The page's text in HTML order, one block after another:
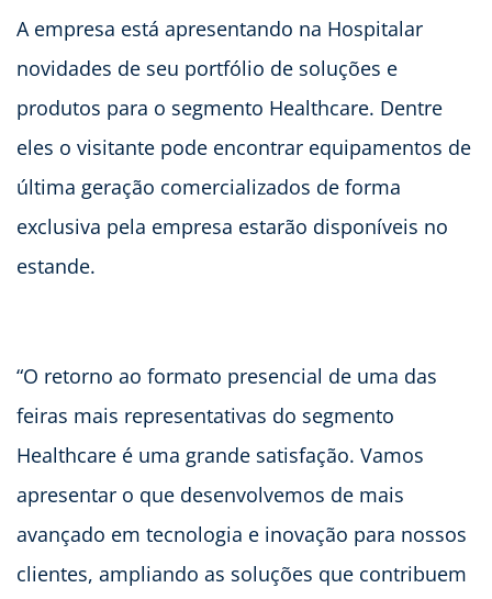
A empresa está apresentando na Hospitalar
novidades de seu portfólio de soluções e
produtos para o segmento Healthcare. Dentre
eles o visitante pode encontrar equipamentos de
última geração comercializados de forma
exclusiva pela empresa estarão disponíveis no
estande.
“O retorno ao formato presencial de uma das
feiras mais representativas do segmento
Healthcare é uma grande satisfação. Vamos
apresentar o que desenvolvemos de mais
avançado em tecnologia e inovação para nossos
clientes, ampliando as soluções que contribuem